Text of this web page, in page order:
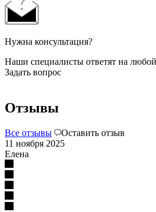
Нужна консультация?
Наши специалисты ответят на
Задать вопрос
Отзывы
Все отзывы
Оставить отзыв
11 ноября 2025
Елена